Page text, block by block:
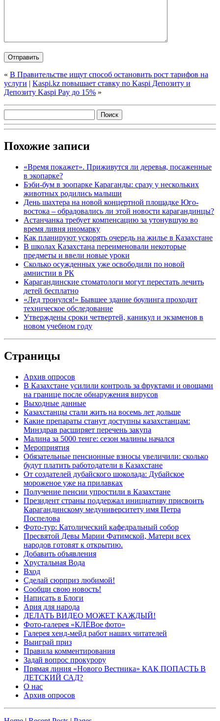
« В Правительстве ищут способ остановить рост тарифов на
услуги | Kaspi.kz повышает ставку по Kaspi Депозиту и
Депозиту Kaspi Pay до 15% »
Похожие записи
«Время покажет». Приживутся ли деревья, посаженные
в экопарке?
Бэби-бум в зоопарке Караганды: сразу у нескольких
животных родились малыши
День шахтера на новой концертной площадке Юго-
востока – обрадовались ли этой новости карагандинцы?
Астанчанка требует компенсацию за утонувшую во
время ливня иномарку
Как планируют ускорять очередь на жилье в Казахстане
В школах Казахстана переименовали некоторые
предметы и ввели новые уроки
Сколько осужденных уже освободили по новой
амнистии в РК
Карагандинские стоматологи могут перестать лечить
детей бесплатно
«Лед тронулся!» Бывшее здание боулинга проходит
техническое обследование
Утверждены сроки четвертей, каникул и экзаменов в
новом учебном году
Страницы
Архив опросов
В Казахстане усилили контроль за фруктами и овощами
на границе после обнаружения вирусов
Выходные данные
Казахстанцы стали жить на восемь лет дольше
Какие препараты станут доступны казахстанцам:
Минздрав расширяет перечень закупа
Малина за 5000 тенге: сезон малины начался
Мероприятия
Обязательные пенсионные взносы увеличили: сколько
будут платить работодатели в Казахстане
От создателей дубайского шоколада: Дубайское
мороженое уже на прилавках
Получение пенсии упростили в Казахстане
Президент страны поддержал инициативу присвоить
Карагандинскому медуниверситету имя Петра
Поспелова
Фото-тур: Католический кафедральный собор
Пресвятой Девы Марии Фатимской, Матери всех
народов готовят к открытию.
Добавить объявления
Хрустальная Вода
Вход
Сделай сюрприз любимой!
Сообщи свою новость!
Написать в Блоги
Ария для народа
ДЕЛАТЬ ВИДЕО МОЖЕТ КАЖДЫЙ!
Фото-галерея «КЛЁВое фото»
Галерея хенд-мейд работ наших читателей
Выиграй приз
Правила комментирования
Задай вопрос прокурору
Прямая линия «Нового Вестника» КАК ПОПАСТЬ В
ДЕТСКИЙ САД?
О нас
Архив опросов